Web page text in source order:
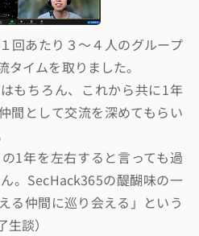
回あたり３～４人のグループ
イムを取りました。
もちろん、これから共に1年
間として交流を深めてもらい
1年を左右すると言っても過
。SecHack365の醍醐味の一
る仲間に巡り会える」という
談）